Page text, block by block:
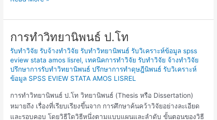
การทำวิทยานิพนธ์ ป.โท
รับทำวิจัย รับจ้างทำวิจัย รับทำวิทยานิพนธ์ รับวิเคราะห์ข้อมูล spss
eview stata amos lisrel, เทคนิคการทำวิจัย รับทำวิจัย จ้างทำวิจัย
ปรึกษาการรับทำวิทยานิพนธ์ ปรึกษาการทำดุษฎีนิพนธ์ รับวิเคราะห์
ข้อมูล SPSS EVIEW STATA AMOS LISREL
การทำวิทยานิพนธ์ ป.โท วิทยานิพนธ์ (Thesis หรือ Dissertation)
หมายถึง เรื่องที่เรียบเรียงขึ้นจาก การศึกษาค้นคว้าวิจัยอย่างละเอียด
และรอบคอบ โดยวิธีใดวิธีหนึ่งตามแบบแผนและลําดับ ขั้นตอนของวิธี
การ
วิทยานิพนธ์
ป.โท